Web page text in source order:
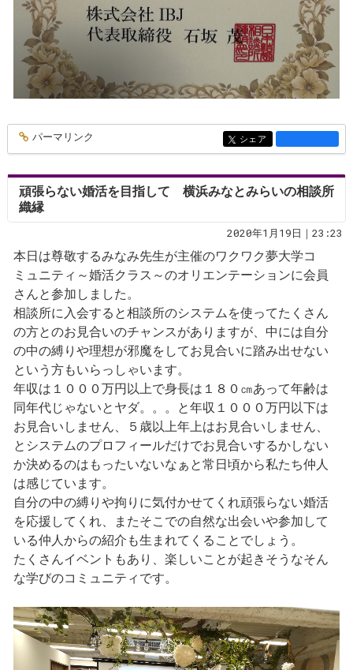
entry1337
パーマリンク entry1337
シェア
頑張らない婚活を目指して 横浜みなとみらいの相談所
織縁
2020年1月19日｜23:23
本日は尊敬するみなみ先生が主催のワクワク夢大学コ
ミュニティ～婚活クラス～のオリエンテーションに会員
さんと参加しました。
相談所に入会すると相談所のシステムを使ってたくさん
の方とのお見合いのチャンスがありますが、中には自分
の中の縛りや理想が邪魔をしてお見合いに踏み出せない
という方もいらっしゃいます。
年収は１０００万円以上で身長は１８０㎝あって年齢は
同年代じゃないとヤダ。。。と年収１０００万円以下は
お見合いしません、５歳以上年上はお見合いしません、
とシステムのプロフィールだけでお見合いするかしない
か決めるのはもったいないなぁと常日頃から私たち仲人
は感じています。
自分の中の縛りや拘りに気付かせてくれ頑張らない婚活
を応援してくれ、またそこでの自然な出会いや参加して
いる仲人からの紹介も生まれてくることでしょう。
たくさんイベントもあり、楽しいことが起きそうなそん
な学びのコミュニティです。